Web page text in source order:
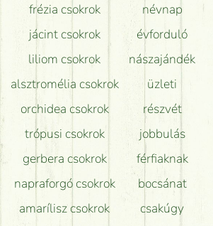
frézia csokrok
jácint csokrok
liliom csokrok
alsztromélia csokrok
orchidea csokrok
trópusi csokrok
gerbera csokrok
napraforgó csokrok
amarílisz csokrok
névnap
évforduló
nászajándék
üzleti
részvét
jobbulás
férfiaknak
bocsánat
csakúgy